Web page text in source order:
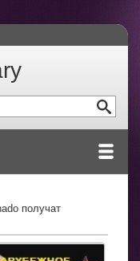
получат